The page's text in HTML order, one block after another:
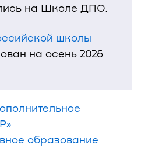
на Школе ДПО.
школы
на осень 2026
образование